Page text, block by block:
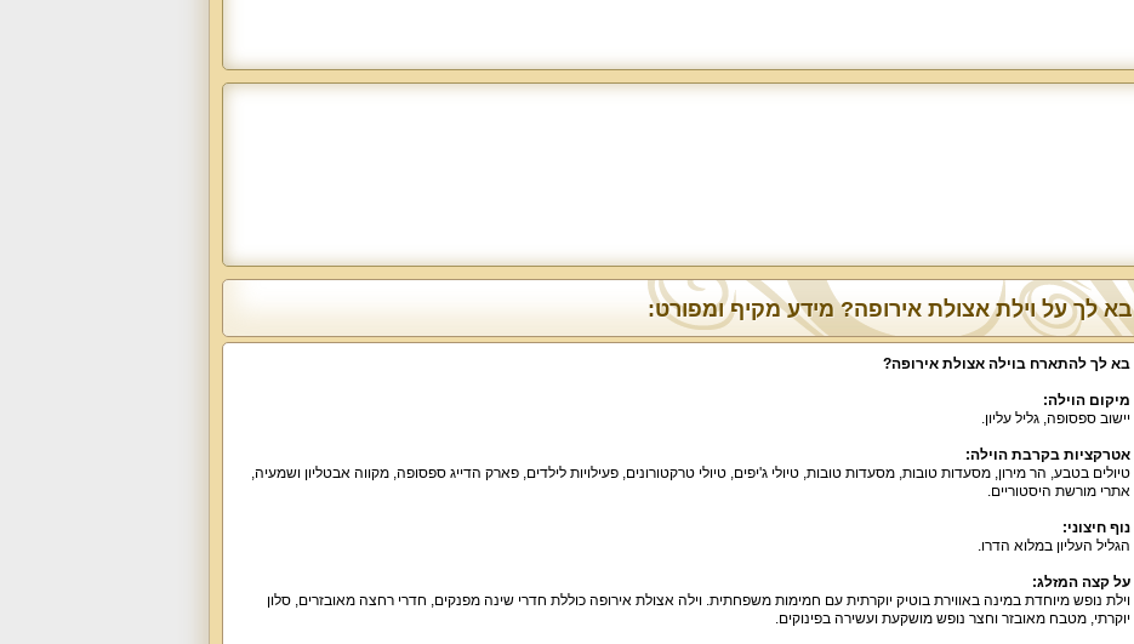
בא לך על וילת אצולת אירופה? מידע מקיף ומפורט:
בא לך להתארח בוילה אצולת אירופה?
מיקום הוילה:
יישוב ספסופה, גליל עליון.
אטרקציות בקרבת הוילה:
טיולים בטבע, הר מירון, מסעדות טובות, מסעדות טובות, טיולי ג'יפים, טיולי טרקטורונים, פעילויות לילדים, פארק הדייג ספסופה, מקווה אבטליון ושמעיה,
אתרי מורשת היסטוריים.
נוף חיצוני:
הגליל העליון במלוא הדרו.
על קצה המזלג:
וילת נופש מיוחדת במינה באווירת בוטיק יוקרתית עם חמימות משפחתית. וילה אצולת אירופה כוללת חדרי שינה מפנקים, חדרי רחצה מאובזרים, סלון
יוקרתי, מטבח מאובזר וחצר נופש מושקעת ועשירה בפינוקים.